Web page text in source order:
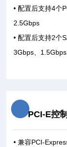
• 配置后支持4个
2.5Gbps
• 配置后支持2个
3Gbps、1.5Gbps
PCI-E控
• 兼容PCI-